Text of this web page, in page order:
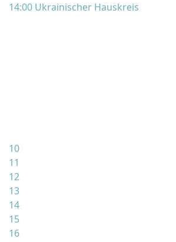
14:00 Ukrainischer Hauskreis
10
11
12
13
14
15
16